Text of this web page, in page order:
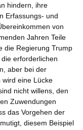
hindern, ihre
Erfassungs- und
von
Jahren Teile
die Regierung Trump
erforderlichen
aber bei der
wird eine Lücke
nicht willens, den
Zuwendungen
das Vorgehen der
diesem Beispiel